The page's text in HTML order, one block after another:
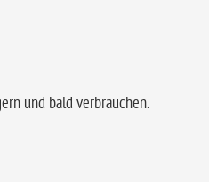
und bald verbrauchen.